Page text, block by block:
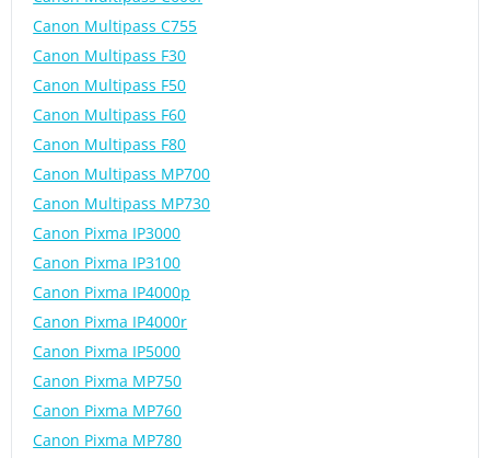
Canon Multipass C755
Canon Multipass F30
Canon Multipass F50
Canon Multipass F60
Canon Multipass F80
Canon Multipass MP700
Canon Multipass MP730
Canon Pixma IP3000
Canon Pixma IP3100
Canon Pixma IP4000p
Canon Pixma IP4000r
Canon Pixma IP5000
Canon Pixma MP750
Canon Pixma MP760
Canon Pixma MP780